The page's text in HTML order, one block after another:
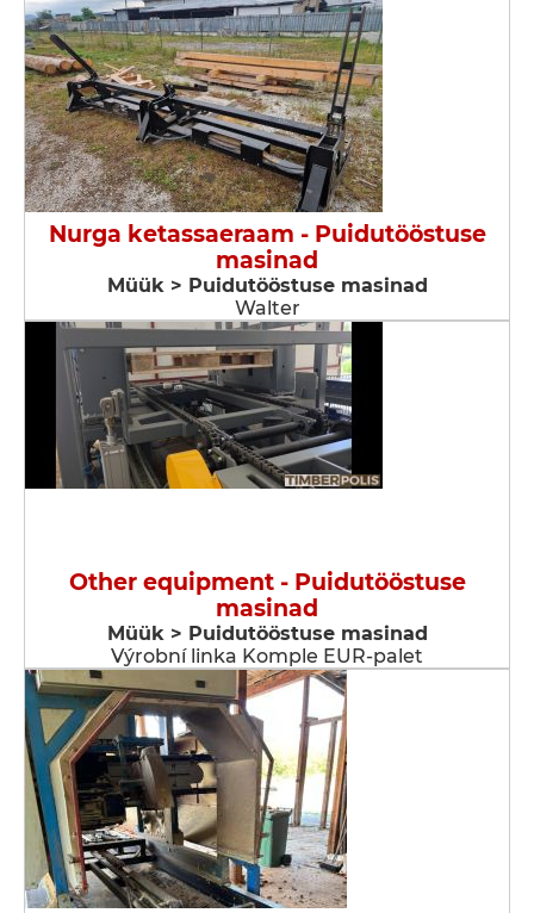
Nurga ketassaeraam - Puidutööstuse
masinad
Müük > Puidutööstuse masinad
Walter
Other equipment - Puidutööstuse
masinad
Müük > Puidutööstuse masinad
Výrobní linka Komple EUR-palet